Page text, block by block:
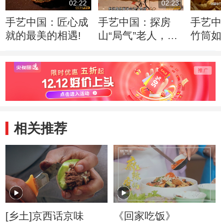
02:22
手艺中国：匠心成
就的最美的相遇!
02:23
手艺中国：探房
山“局气”老人，如
手艺
竹筒
相关推荐
[乡土]京西话京味
《回家吃饭》